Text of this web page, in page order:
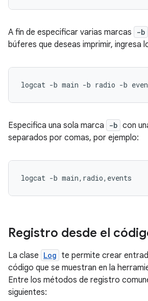
A fin de especificar varias marcas -b
búferes que deseas imprimir, ingresa
Especifica una sola marca -b con
separados por comas, por ejemplo:
Registro desde el
La clase Log te permite crear
código que se muestran en la
Entre los métodos de registro
siguientes: